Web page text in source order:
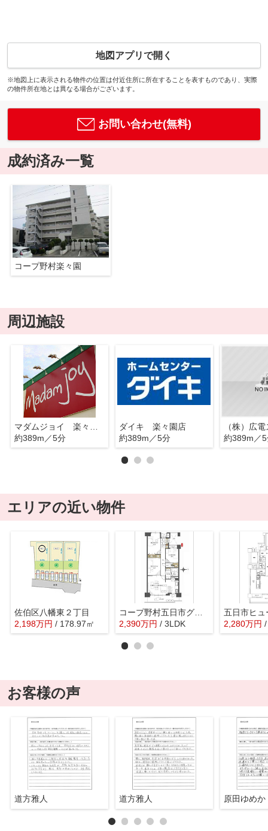
地図アプリで開く
※地図上に表示される物件の位置は付近住所に所在することを表すものであり、実際
の物件所在地とは異なる場合がございます。
お問い合わせ(無料)
成約済み一覧
コープ野村楽々園
周辺施設
約389m／5分
ダイキ 楽々園店
約389m／5分
約389m／
エリアの近い物件
佐伯区八幡東２丁目
2,198万円 / 178.97㎡
コープ野村五日市グリーンスクエア隅の浜
2,390万円 / 3LDK
五日市ヒュ
2,280万円
お客様の声
道方雅人 道方雅人 原田ゆめか